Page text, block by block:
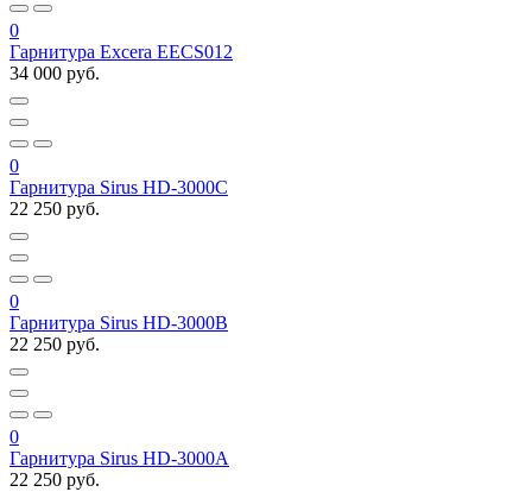
0
Гарнитура Excera EECS012
34 000 руб.
0
Гарнитура Sirus HD-3000С
22 250 руб.
0
Гарнитура Sirus HD-3000В
22 250 руб.
0
Гарнитура Sirus HD-3000A
22 250 руб.